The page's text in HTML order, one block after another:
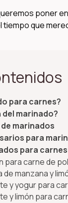
poner
que
para carnes?
del marinado?
marinados
para
para carnes
para carne de
de manzana y
y yogur para
y limón para